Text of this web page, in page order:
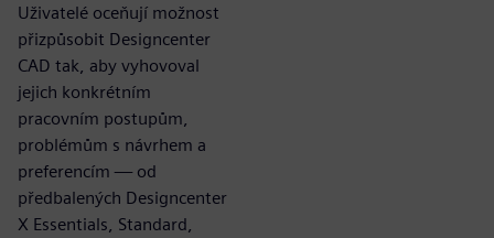
Uživatelé oceňují možnost
přizpůsobit Designcenter
CAD tak, aby vyhovoval
jejich konkrétním
pracovním postupům,
problémům s návrhem a
preferencím — od
předbalených Designcenter
X Essentials, Standard,